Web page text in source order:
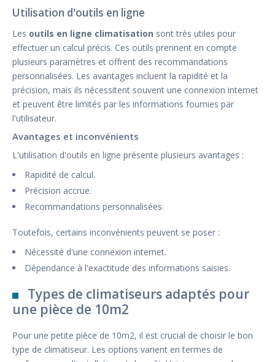
Utilisation d'outils en ligne
Les outils en ligne climatisation sont très utiles pour
effectuer un calcul précis. Ces outils prennent en compte
plusieurs paramètres et offrent des recommandations
personnalisées. Les avantages incluent la rapidité et la
précision, mais ils nécessitent souvent une connexion internet
et peuvent être limités par les informations fournies par
l'utilisateur.
Avantages et inconvénients
L'utilisation d'outils en ligne présente plusieurs avantages :
Rapidité de calcul.
Précision accrue.
Recommandations personnalisées.
Toutefois, certains inconvénients peuvent se poser :
Nécessité d'une connexion internet.
Dépendance à l'exactitude des informations saisies.
Types de climatiseurs adaptés pour
une pièce de 10m2
Pour une petite pièce de 10m2, il est crucial de choisir le bon
type de climatiseur. Les options varient en termes de